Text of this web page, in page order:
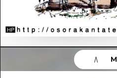
음식/술
사이클링
쇼핑
스포츠
히로시마시
아키(安芸)
빈고(備後)
히로시마시
아키(安芸)
빈고(備後)
비북(備北)
이벤트
유용한 정보
목록